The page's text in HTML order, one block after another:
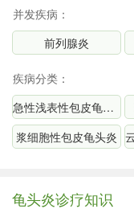
并发疾病：
前列腺炎
疾病分类：
急性浅表性包皮龟头炎
浆细胞性包皮龟头炎
龟头炎诊疗知识